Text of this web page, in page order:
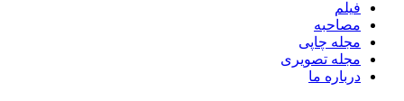
فیلم
مصاحبه
مجله چاپی
مجله تصویری
درباره ما